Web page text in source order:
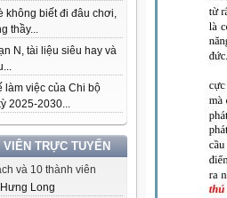
không biết đi đâu chơi,
thầy...
N, tài liệu siêu hay và
làm việc của Chi bộ
2025-2030...
VIÊN TRỰC TUYẾN
và 10 thành viên
Long